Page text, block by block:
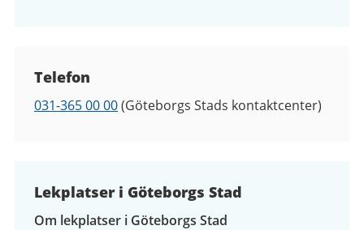
Telefon
Telefon
031-365 00 00(Göteborgs Stads kontaktcenter)
Lekplatser i Göteborgs Stad
Om lekplatser i Göteborgs Stad